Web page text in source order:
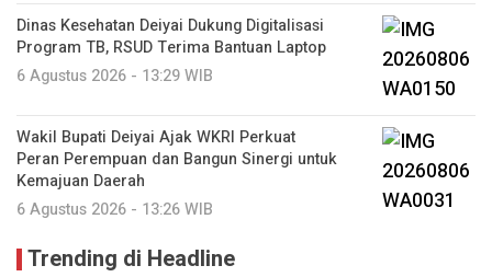
Dinas Kesehatan Deiyai Dukung Digitalisasi
Program TB, RSUD Terima Bantuan Laptop
6 Agustus 2026 - 13:29 WIB
Wakil Bupati Deiyai Ajak WKRI Perkuat
Peran Perempuan dan Bangun Sinergi untuk
Kemajuan Daerah
6 Agustus 2026 - 13:26 WIB
Trending di Headline